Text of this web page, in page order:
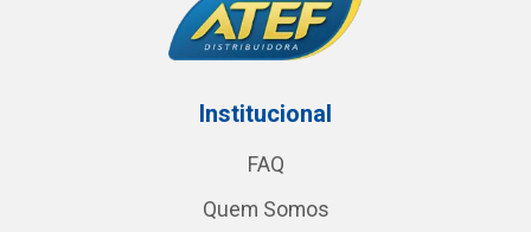
Institucional
FAQ
Quem Somos